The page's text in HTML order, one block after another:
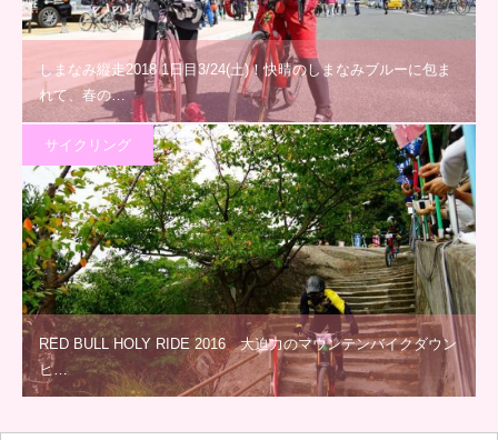
しまなみ縦走2018 1日目3/24(土)！快晴のしまなみブルーに包ま
れて、春の…
サイクリング
RED BULL HOLY RIDE 2016 大迫力のマウンテンバイクダウン
ヒ…